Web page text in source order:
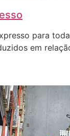
para
em